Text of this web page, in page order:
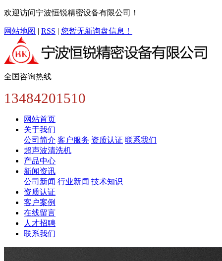
欢迎访问宁波恒锐精密设备有限公司！
网站地图 | RSS | 您暂无新询盘信息！
全国咨询热线
13484201510
网站首页
关于我们
公司简介 客户服务 资质认证 联系我们
超声波清洗机
产品中心
新闻资讯
公司新闻 行业新闻 技术知识
资质认证
客户案例
在线留言
人才招聘
联系我们